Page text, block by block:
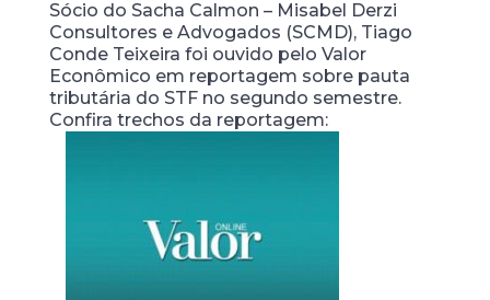
Sócio do Sacha Calmon – Misabel Derzi
Consultores e Advogados (SCMD), Tiago
Conde Teixeira foi ouvido pelo Valor
Econômico em reportagem sobre pauta
tributária do STF no segundo semestre.
Confira trechos da reportagem: